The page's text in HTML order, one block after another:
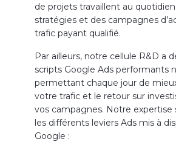
de projets travaillent au
stratégies et des campagnes
trafic payant qualifié.
Par ailleurs, notre cellule R&D a
scripts Google Ads performants
permettant chaque jour de
votre trafic et le retour sur
vos campagnes. Notre expertise
les différents leviers Ads mis à
Google :